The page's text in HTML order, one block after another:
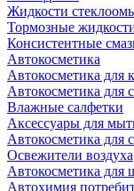
Жидкости
Тормозные
Консистентные
Автокосметика
Автокосметика для
Автокосметика для
Влажные салфетки
Аксессуары для
Автокосметика для
Освежители воздуха
Автокосметика для
Автохимия